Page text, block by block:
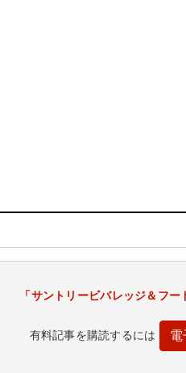
「サントリービバレッジ＆フー
有料記事を購読するには 電